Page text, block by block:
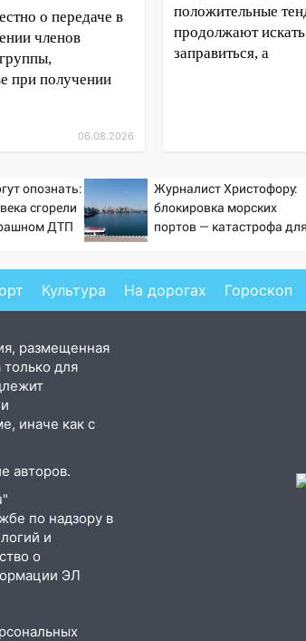
о передаче в
членов
при получении
06.08.2026
положительные
продолжают
заправиться, а
опознать:
сгорели
ДТП
Журналист Христофору:
блокировка морских
портов — катастрофа для
Культура На дорогах Гороскоп
размещенная
для
иначе как с
авторов.
по надзору в
и
о
ЭЛ